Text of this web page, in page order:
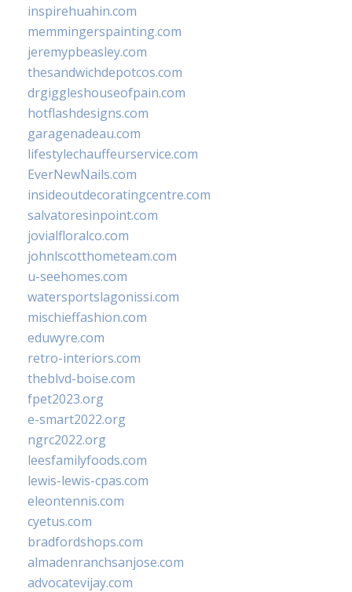
inspirehuahin.com
memmingerspainting.com
jeremypbeasley.com
thesandwichdepotcos.com
drgiggleshouseofpain.com
hotflashdesigns.com
garagenadeau.com
lifestylechauffeurservice.com
EverNewNails.com
insideoutdecoratingcentre.com
salvatoresinpoint.com
jovialfloralco.com
johnlscotthometeam.com
u-seehomes.com
watersportslagonissi.com
mischieffashion.com
eduwyre.com
retro-interiors.com
theblvd-boise.com
fpet2023.org
e-smart2022.org
ngrc2022.org
leesfamilyfoods.com
lewis-lewis-cpas.com
eleontennis.com
cyetus.com
bradfordshops.com
almadenranchsanjose.com
advocatevijay.com